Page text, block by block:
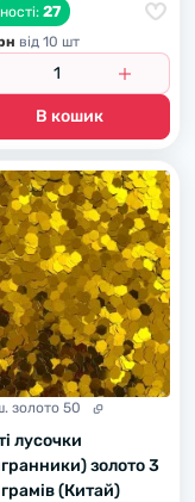
27
вiд 10 шт
В кошик
золото 50
лусочки
золото 3
(Китай)